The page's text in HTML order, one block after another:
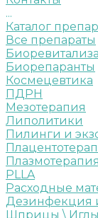
...
Каталог
Все препараты
Биорепаранты
Космецевтика
ПДРН
Мезотерапия
Липолитики
Пилинги и
Плазмотерапия
PLLA
Расходные
Дезинфекция
Шприцы \